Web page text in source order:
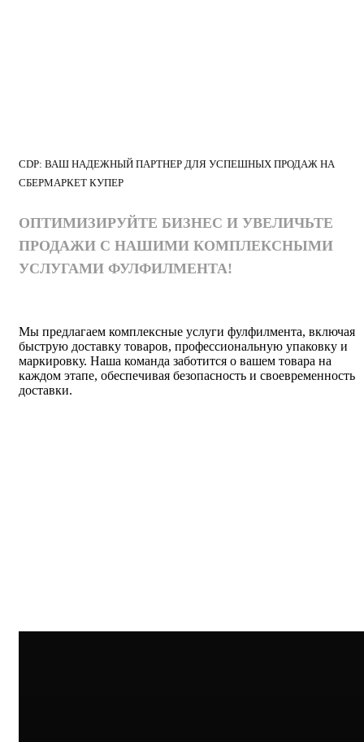
CDP: ВАШ НАДЕЖНЫЙ ПАРТНЕР ДЛЯ УСПЕШНЫХ ПРОДАЖ НА
СБЕРМАРКЕТ КУПЕР
ОПТИМИЗИРУЙТЕ БИЗНЕС И УВЕЛИЧЬТЕ
ПРОДАЖИ С НАШИМИ КОМПЛЕКСНЫМИ
УСЛУГАМИ ФУЛФИЛМЕНТА!
Мы предлагаем комплексные услуги фулфилмента, включая
быструю доставку товаров, профессиональную упаковку и
маркировку. Наша команда заботится о вашем товара на
каждом этапе, обеспечивая безопасность и своевременность
доставки.